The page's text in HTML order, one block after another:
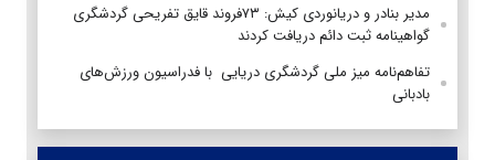
مدیر بنادر و دریانوردی کیش: ۷۳فروند قایق تفریحی گردشگری
گواهینامه ثبت دائم دریافت کردند
تفاهم‌نامه میز ملی گردشگری دریایی با فدراسیون ورزش‌های
بادبانی